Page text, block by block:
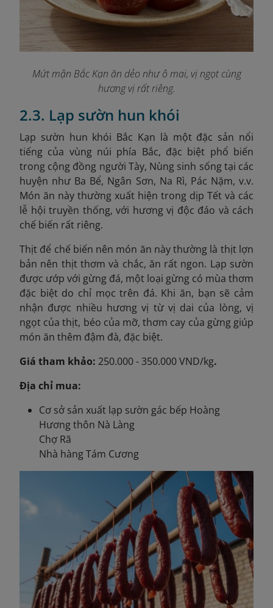
Mứt mận Bắc Kạn ăn dẻo như ô mai, vị ngọt cùng
hương vị rất riêng.
2.3. Lạp sườn hun khói
Lạp sườn hun khói Bắc Kạn là một đặc sản nổi
tiếng của vùng núi phía Bắc, đặc biệt phổ biến
trong cộng đồng người Tày, Nùng sinh sống tại các
huyện như Ba Bể, Ngân Sơn, Na Rì, Pác Nặm, v.v.
Món ăn này thường xuất hiện trong dịp Tết và các
lễ hội truyền thống, với hương vị độc đáo và cách
chế biến rất riêng.
Thịt để chế biến nên món ăn này thường là thịt lợn
bản nên thịt thơm và chắc, ăn rất ngon. Lạp sườn
được ướp với gừng đá, một loại gừng có mùa thơm
đặc biệt do chỉ mọc trên đá. Khi ăn, bạn sẽ cảm
nhận được nhiều hương vị từ vị dai của lòng, vị
ngọt của thịt, béo của mỡ, thơm cay của gừng giúp
món ăn thêm đậm đà, đặc biệt.
Giá tham khảo: 250.000 - 350.000 VND/kg.
Địa chỉ mua:
Cơ sở sản xuất lạp sườn gác bếp Hoàng
Hương thôn Nà Làng
Chợ Rã
Nhà hàng Tám Cương